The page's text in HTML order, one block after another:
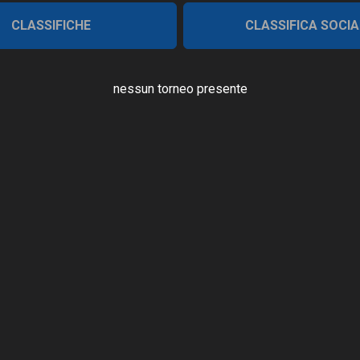
CLASSIFICHE CLASSIFICA
nessun torneo presente